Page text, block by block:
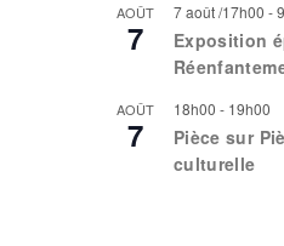
AOÛT
7
7 août /17h00 -
Exposition
AOÛT
7
18h00 - 19h00
Pièce sur
culturelle